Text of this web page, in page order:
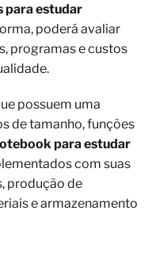
para estudar
poderá avaliar
programas e custos
possuem uma
de tamanho, funções
para estudar
com suas
produção de
e armazenamento